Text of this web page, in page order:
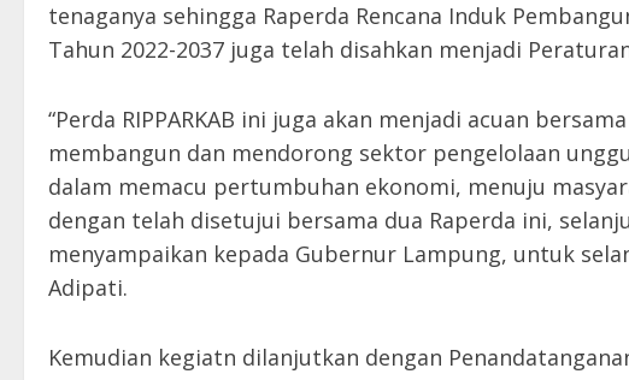
tenaganya sehingga Raperda Rencana Induk
Tahun 2022-2037 juga telah disahkan menjadi
“Perda RIPPARKAB ini juga akan menjadi acuan
membangun dan mendorong sektor pengelolaan
dalam memacu pertumbuhan ekonomi, menuju
dengan telah disetujui bersama dua Raperda ini,
menyampaikan kepada Gubernur Lampung, untuk
Adipati.
Kemudian kegiatn dilanjutkan dengan